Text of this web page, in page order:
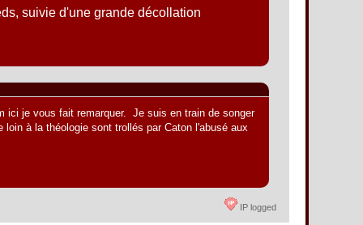
suivie d'une grande décollation
ici je vous fait remarquer. Je suis en train de songer
à la théologie sont trollés par Caton l'abusé aux
IP logged